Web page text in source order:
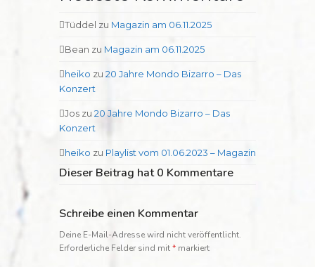
Tüddel zu Magazin am 06.11.2025
Bean zu Magazin am 06.11.2025
heiko zu 20 Jahre Mondo Bizarro – Das
Konzert
Jos zu 20 Jahre Mondo Bizarro – Das
Konzert
heiko zu Playlist vom 01.06.2023 – Magazin
Dieser Beitrag hat 0 Kommentare
Schreibe einen Kommentar
Deine E-Mail-Adresse wird nicht veröffentlicht.
Erforderliche Felder sind mit* markiert